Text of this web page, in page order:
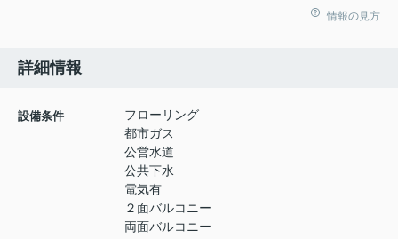
情報の見方
詳細情報
設備条件
フローリング
都市ガス
公営水道
公共下水
電気有
２面バルコニー
両面バルコニー